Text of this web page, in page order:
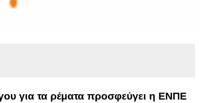
για τα ρέματα προσφεύγει η ΕΝΠΕ